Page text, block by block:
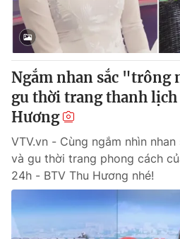
Cơ quan báo chí:
Thời báo VTV
Giấy phép hoạt động báo in và báo
cấp ngày 29/12/2023
Tổng Biên tập:Vũ Thanh Thủy
Phó Tổng Biên tập:Nguyễn Thị Mỹ
Nguyễn Trọng Ninh
Tổng đài VTV:
Ðiện thoại Thời báo VTV:
024.66
Email: toasoan@vtv.vn
Liên hệ quảng cáo:024-7300.7108
Ngắm nhan sắc "trông
gu thời trang thanh lịch
Hương
VTV.vn - Cùng ngắm nhìn
và gu thời trang phong cách
24h - BTV Thu Hương nhé!